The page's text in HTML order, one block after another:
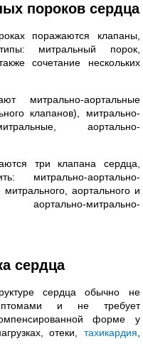
пороков сердца
поражаются клапаны,
митральный порок,
сочетание нескольких
митрально-аортальные
клапанов), митрально-
аортально-
три клапана сердца,
митрально-аортально-
аортального и
митрально-
сердца
сердца обычно не
и не требует
форме у
отеки, тахикардия